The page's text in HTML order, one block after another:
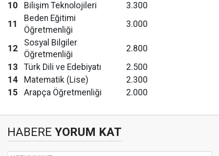
10
Bilişim Teknolojileri
3.300
11
Beden Eğitimi
Öğretmenliği
3.000
12
Sosyal Bilgiler
Öğretmenliği
2.800
13
Türk Dili ve Edebiyatı
2.500
14
Matematik (Lise)
2.300
15
Arapça Öğretmenliği 2.000
HABERE YORUM KAT